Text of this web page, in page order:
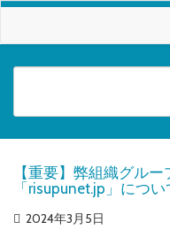
【重要】弊組織グル
「risupunet.jp」につい
2024年3月5日